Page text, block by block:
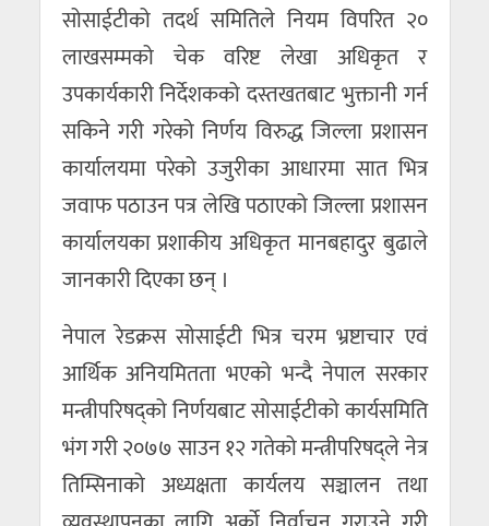
सोसाईटीको तदर्थ समितिले नियम विपरित २०
लाखसम्मको चेक वरिष्ट लेखा अधिकृत र
उपकार्यकारी निर्देशकको दस्तखतबाट भुक्तानी गर्न
सकिने गरी गरेको निर्णय विरुद्ध जिल्ला प्रशासन
कार्यालयमा परेको उजुरीका आधारमा सात भित्र
जवाफ पठाउन पत्र लेखि पठाएको जिल्ला प्रशासन
कार्यालयका प्रशाकीय अधिकृत मानबहादुर बुढाले
जानकारी दिएका छन् ।
नेपाल रेडक्रस सोसाईटी भित्र चरम भ्रष्टाचार एवं
आर्थिक अनियमितता भएको भन्दै नेपाल सरकार
मन्त्रीपरिषद्को निर्णयबाट सोसाईटीको कार्यसमिति
भंग गरी २०७७ साउन १२ गतेको मन्त्रीपरिषद्ले नेत्र
तिम्सिनाको अध्यक्षता कार्यलय सञ्चालन तथा